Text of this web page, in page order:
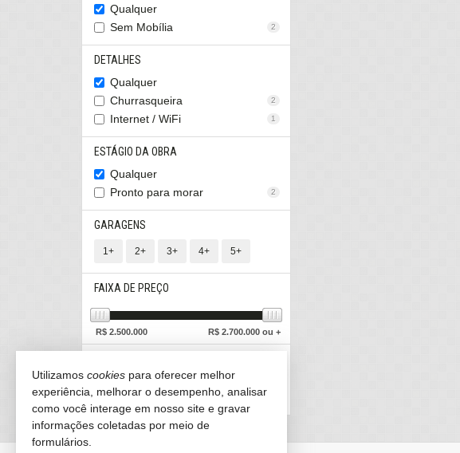
Qualquer
Sem Mobília
2
DETALHES
Qualquer
Churrasqueira
2
Internet / WiFi 1
ESTÁGIO DA OBRA
Qualquer
Pronto para morar
2
GARAGENS
1+ 2+ 3+ 4+ 5+
FAIXA DE PREÇO
R$ 2.500.000 R$ 2.700.000 ou +
Utilizamos cookies para oferecer melhor
experiência, melhorar o desempenho, analisar
como você interage em nosso site e gravar
informações coletadas por meio de
formulários.